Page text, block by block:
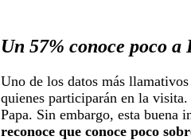
Un 57% conoce poco
Uno de los datos más
quienes participarán en la
Papa. Sin embargo, esta
reconoce que conoce poco